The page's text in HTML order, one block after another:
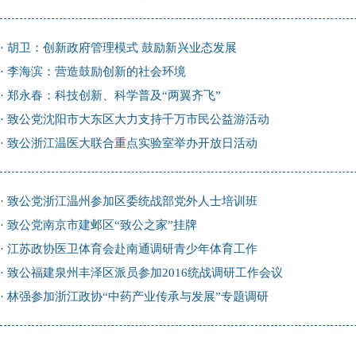
· 胡卫：创新政府管理模式 鼓励新兴业态发展
· 李海滨：营造鼓励创新的社会环境
· 郑永春：科技创新、科学普及“两翼齐飞”
· 致公党沈阳市大东区大力支持千万市民公益游活动
· 致公浙江温医大联合重点实验室举办开放日活动
· 致公党浙江温州参加区委统战部党外人士培训班
· 致公党南京市建邺区“致公之家”挂牌
· 江苏政协医卫体育会赴南通调研青少年体育工作
· 致公福建泉州丰泽区派员参加2016统战调研工作会议
· 林强参加浙江政协“中药产业传承与发展”专题调研